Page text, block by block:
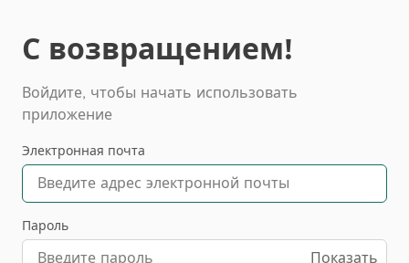
С возвращением!
Войдите, чтобы начать использовать
приложение
Электронная почта
Пароль
Показать